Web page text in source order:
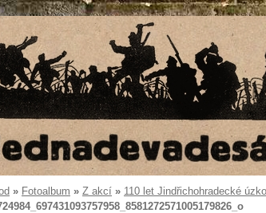
» Fotoalbum » Z akcí » 110 let Jindřichohradecké